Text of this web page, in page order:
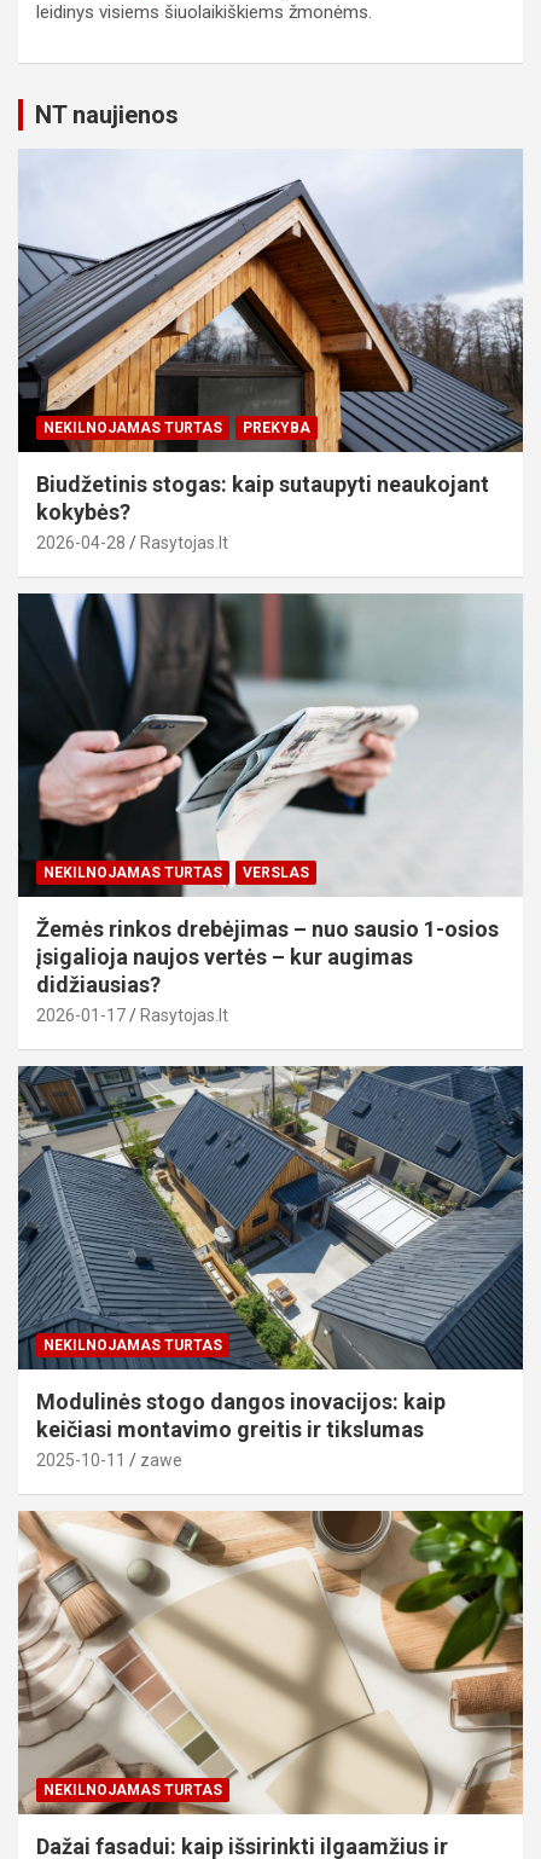
leidinys visiems šiuolaikiškiems žmonėms.
NT naujienos
NEKILNOJAMAS TURTAS PREKYBA
Biudžetinis stogas: kaip sutaupyti neaukojant
kokybės?
2026-04-28 Rasytojas.lt
NEKILNOJAMAS TURTAS VERSLAS
Žemės rinkos drebėjimas – nuo sausio 1-osios
įsigalioja naujos vertės – kur augimas
didžiausias?
2026-01-17 Rasytojas.lt
NEKILNOJAMAS TURTAS
Modulinės stogo dangos inovacijos: kaip
keičiasi montavimo greitis ir tikslumas
2025-10-11 zawe
NEKILNOJAMAS TURTAS
Dažai fasadui: kaip išsirinkti ilgaamžius ir